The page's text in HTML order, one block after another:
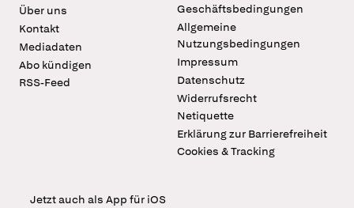
Über uns
Kontakt
Mediadaten
Abo kündigen
RSS-Feed
Geschäftsbedingungen
Allgemeine
Nutzungsbedingungen
Impressum
Datenschutz
Widerrufsrecht
Netiquette
Erklärung zur Barrierefreiheit
Cookies & Tracking
Jetzt auch als App für iOS